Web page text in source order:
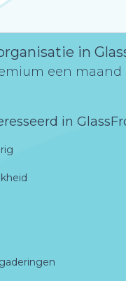
in
een maand
in